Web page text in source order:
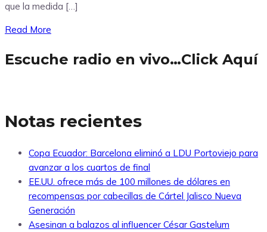
que la medida […]
Read More
Escuche radio en vivo…Click Aquí
Notas recientes
Copa Ecuador: Barcelona eliminó a LDU Portoviejo para
avanzar a los cuartos de final
EE.UU. ofrece más de 100 millones de dólares en
recompensas por cabecillas de Cártel Jalisco Nueva
Generación
Asesinan a balazos al influencer César Gastelum